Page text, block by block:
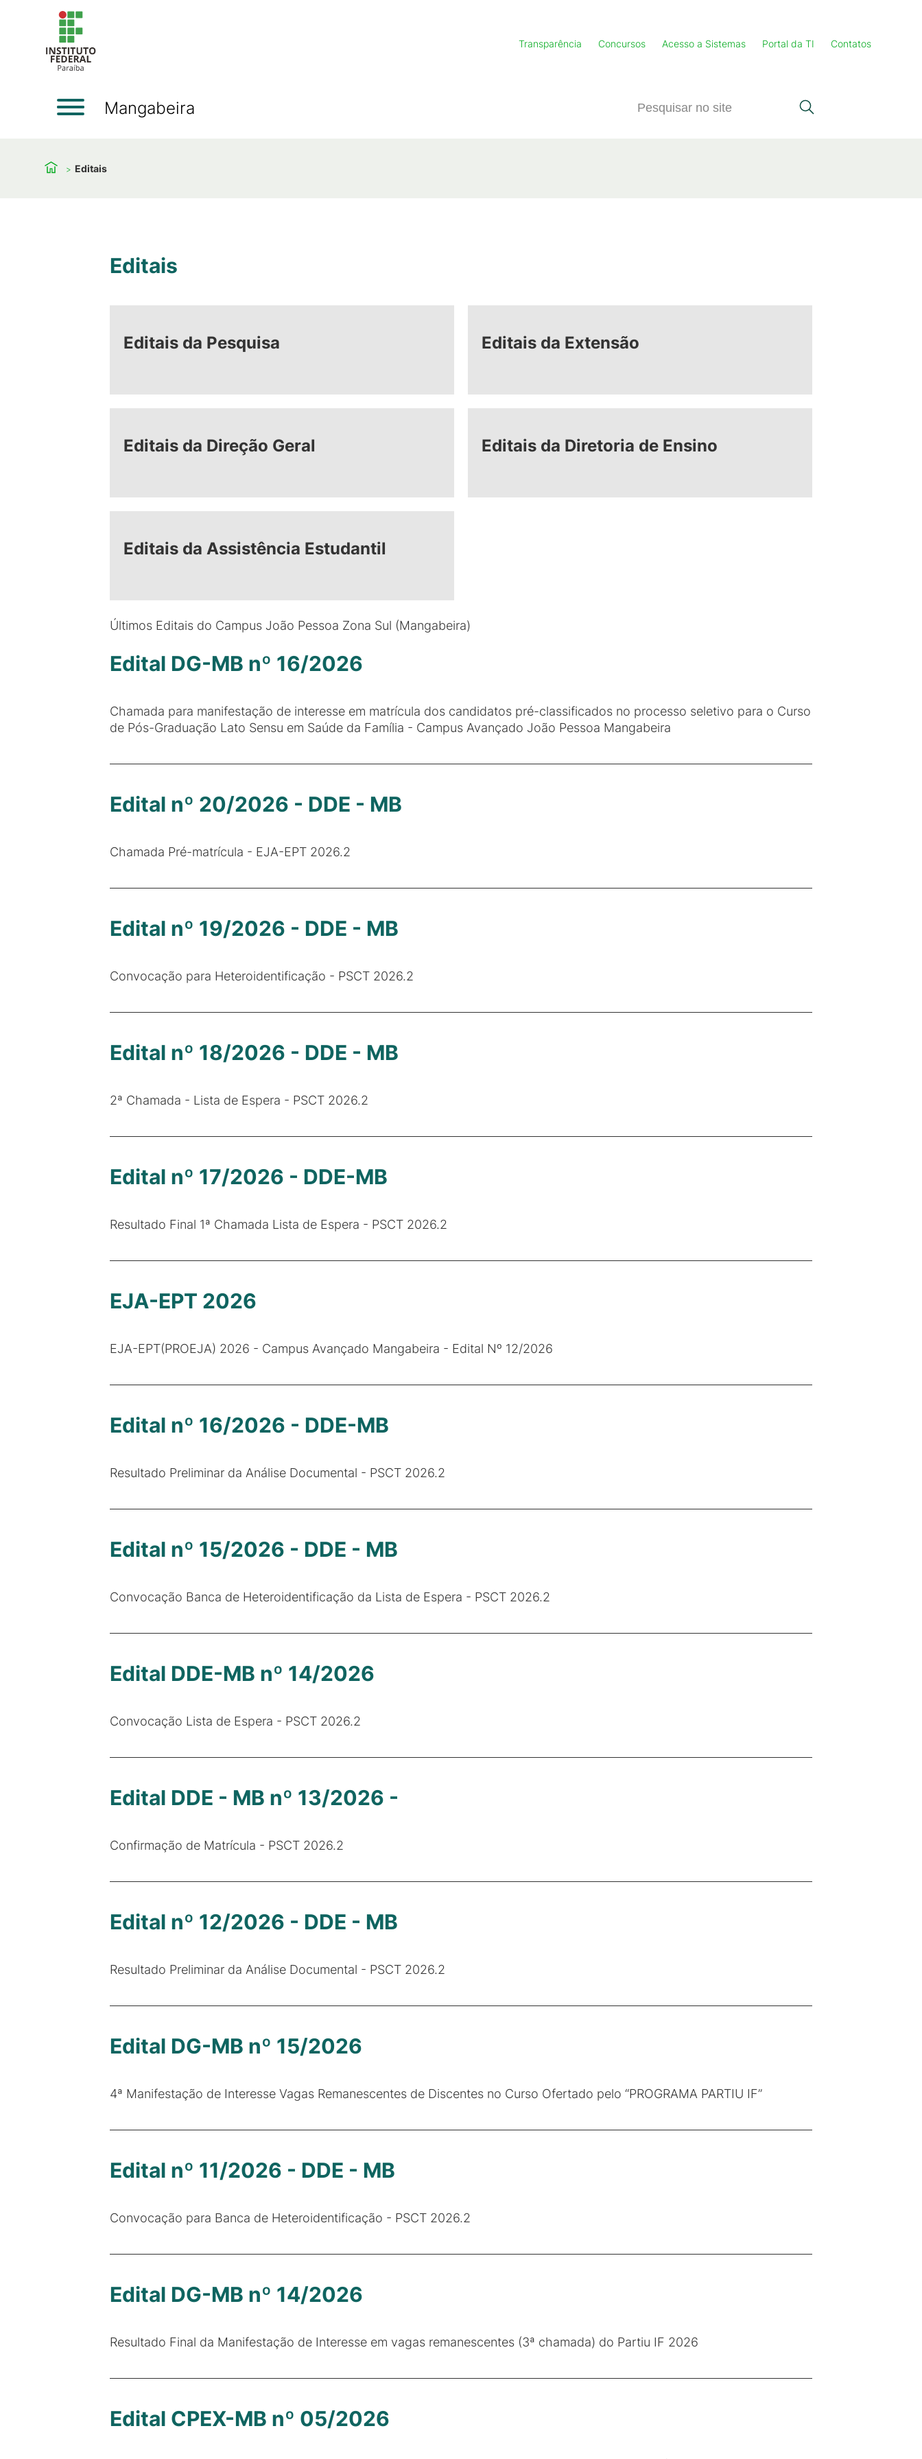
Transparência Concursos Acesso a Sistemas Portal da TI Contatos
Mangabeira
Editais
Editais
Editais da Pesquisa Editais da Extensão
Editais da Direção Geral Editais da Diretoria de Ensino
Editais da Assistência Estudantil
Últimos Editais do Campus João Pessoa Zona Sul (Mangabeira)
Edital DG-MB nº 16/2026
Chamada para manifestação de interesse em matrícula dos candidatos pré-classificados no processo seletivo para o Curso
de Pós-Graduação Lato Sensu em Saúde da Família - Campus Avançado João Pessoa Mangabeira
Edital nº 20/2026 - DDE - MB
Chamada Pré-matrícula - EJA-EPT 2026.2
Edital nº 19/2026 - DDE - MB
Convocação para Heteroidentificação - PSCT 2026.2
Edital nº 18/2026 - DDE - MB
2ª Chamada - Lista de Espera - PSCT 2026.2
Edital nº 17/2026 - DDE-MB
Resultado Final 1ª Chamada Lista de Espera - PSCT 2026.2
EJA-EPT 2026
EJA-EPT(PROEJA) 2026 - Campus Avançado Mangabeira - Edital Nº 12/2026
Edital nº 16/2026 - DDE-MB
Resultado Preliminar da Análise Documental - PSCT 2026.2
Edital nº 15/2026 - DDE - MB
Convocação Banca de Heteroidentificação da Lista de Espera - PSCT 2026.2
Edital DDE-MB nº 14/2026
Convocação Lista de Espera - PSCT 2026.2
Edital DDE - MB nº 13/2026 -
Confirmação de Matrícula - PSCT 2026.2
Edital nº 12/2026 - DDE - MB
Resultado Preliminar da Análise Documental - PSCT 2026.2
Edital DG-MB nº 15/2026
4ª Manifestação de Interesse Vagas Remanescentes de Discentes no Curso Ofertado pelo “PROGRAMA PARTIU IF”
Edital nº 11/2026 - DDE - MB
Convocação para Banca de Heteroidentificação - PSCT 2026.2
Edital DG-MB nº 14/2026
Resultado Final da Manifestação de Interesse em vagas remanescentes (3ª chamada) do Partiu IF 2026
Edital CPEX-MB nº 05/2026